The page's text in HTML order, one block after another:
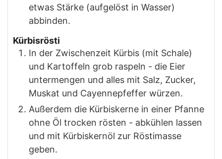
etwas Stärke (aufgelöst in Wasser)
abbinden.
Kürbisrösti
In der Zwischenzeit Kürbis (mit Schale)
und Kartoffeln grob raspeln - die Eier
untermengen und alles mit Salz, Zucker,
Muskat und Cayennepfeffer würzen.
Außerdem die Kürbiskerne in einer Pfanne
ohne Öl trocken rösten - abkühlen lassen
und mit Kürbiskernöl zur Röstimasse
geben.